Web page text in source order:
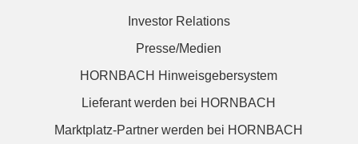
Investor Relations
Presse/Medien
HORNBACH Hinweisgebersystem
Lieferant werden bei HORNBACH
Marktplatz-Partner werden bei HORNBACH